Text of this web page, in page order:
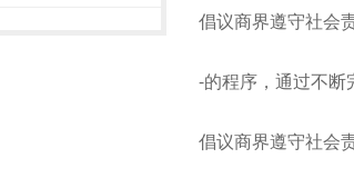
倡议商界遵守社会
-的程序，通过不断
倡议商界遵守社会